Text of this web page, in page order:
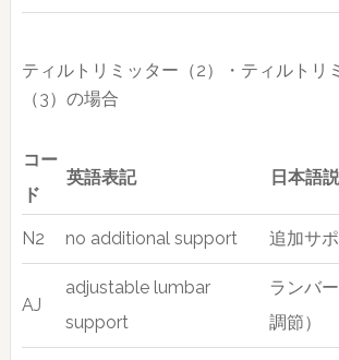
ティルトリミッター（2）・ティルトリ
（3）の場合
コー
ド
英語表記 日本語
N2 no additional support 追加サ
AJ
adjustable lumbar
support
ランバ
調節）